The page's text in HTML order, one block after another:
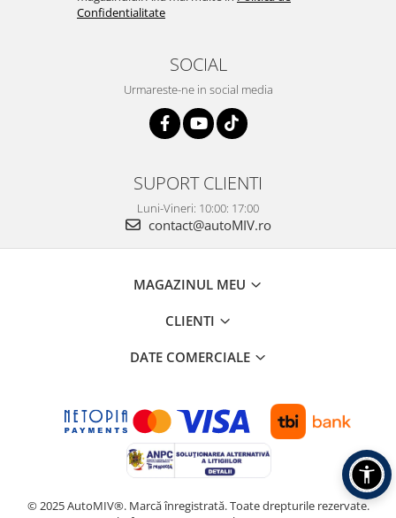
Confidentialitate
SOCIAL
Urmareste-ne in social media
SUPORT CLIENTI
Luni-Vineri: 10:00: 17:00
contact@autoMIV.ro
MAGAZINUL MEU
CLIENTI
DATE COMERCIALE
© 2025 AutoMIV®. Marcă înregistrată. Toate drepturile rezervate.